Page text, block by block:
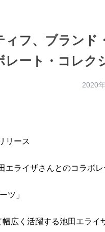
フ、ブランド
ート・コレク
2020
リース
エライザさんとのコラボ
ツ」
幅広く活躍する池田エライ